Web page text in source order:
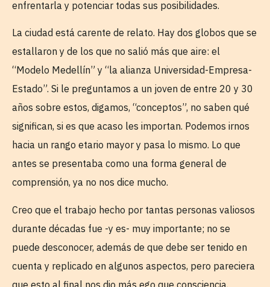
enfrentarla y potenciar todas sus posibilidades.
La ciudad está carente de relato. Hay dos globos que se
estallaron y de los que no salió más que aire: el
“Modelo Medellín” y “la alianza Universidad-Empresa-
Estado”. Si le preguntamos a un joven de entre 20 y 30
años sobre estos, digamos, “conceptos”, no saben qué
significan, si es que acaso les importan. Podemos irnos
hacia un rango etario mayor y pasa lo mismo. Lo que
antes se presentaba como una forma general de
comprensión, ya no nos dice mucho.
Creo que el trabajo hecho por tantas personas valiosos
durante décadas fue -y es- muy importante; no se
puede desconocer, además de que debe ser tenido en
cuenta y replicado en algunos aspectos, pero pareciera
que esto al final nos dio más ego que consciencia.